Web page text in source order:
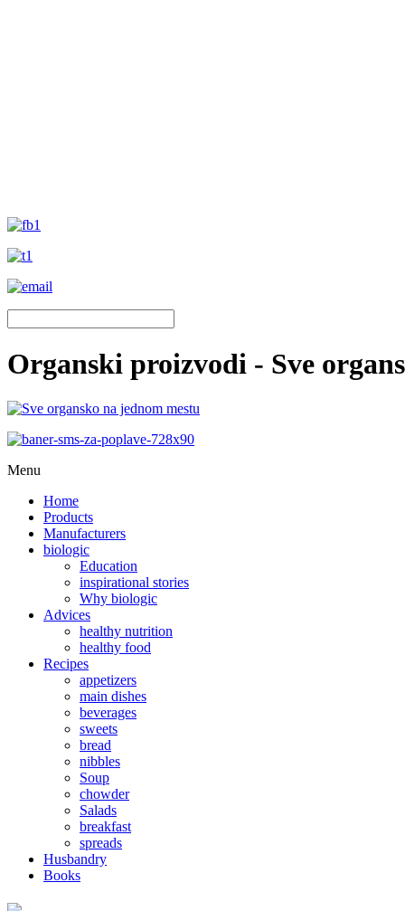
Organski proizvodi - Sve
Menu
Home
Products
Manufacturers
biologic
Education
inspirational stories
Why biologic
Advices
healthy nutrition
healthy food
Recipes
appetizers
main dishes
beverages
sweets
bread
nibbles
Soup
chowder
Salads
breakfast
spreads
Husbandry
Books